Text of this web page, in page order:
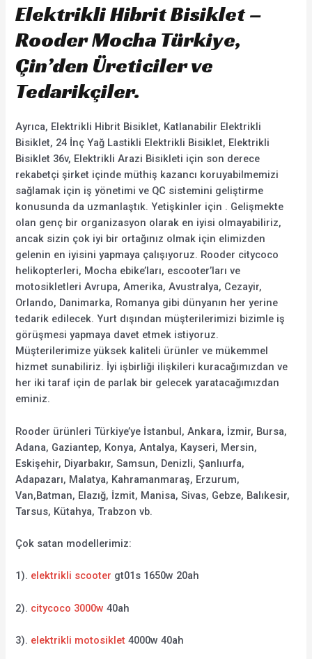
Elektrikli Hibrit Bisiklet –
Rooder Mocha Türkiye,
Çin’den Üreticiler ve
Tedarikçiler.
Ayrıca, Elektrikli Hibrit Bisiklet, Katlanabilir Elektrikli
Bisiklet, 24 İnç Yağ Lastikli Elektrikli Bisiklet, Elektrikli
Bisiklet 36v, Elektrikli Arazi Bisikleti için son derece
rekabetçi şirket içinde müthiş kazancı koruyabilmemizi
sağlamak için iş yönetimi ve QC sistemini geliştirme
konusunda da uzmanlaştık. Yetişkinler için . Gelişmekte
olan genç bir organizasyon olarak en iyisi olmayabiliriz,
ancak sizin çok iyi bir ortağınız olmak için elimizden
gelenin en iyisini yapmaya çalışıyoruz. Rooder citycoco
helikopterleri, Mocha ebike’ları, escooter’ları ve
motosikletleri Avrupa, Amerika, Avustralya, Cezayir,
Orlando, Danimarka, Romanya gibi dünyanın her yerine
tedarik edilecek. Yurt dışından müşterilerimizi bizimle iş
görüşmesi yapmaya davet etmek istiyoruz.
Müşterilerimize yüksek kaliteli ürünler ve mükemmel
hizmet sunabiliriz. İyi işbirliği ilişkileri kuracağımızdan ve
her iki taraf için de parlak bir gelecek yaratacağımızdan
eminiz.
Rooder ürünleri Türkiye’ye İstanbul, Ankara, İzmir, Bursa,
Adana, Gaziantep, Konya, Antalya, Kayseri, Mersin,
Eskişehir, Diyarbakır, Samsun, Denizli, Şanlıurfa,
Adapazarı, Malatya, Kahramanmaraş, Erzurum,
Van,Batman, Elazığ, İzmit, Manisa, Sivas, Gebze, Balıkesir,
Tarsus, Kütahya, Trabzon vb.
Çok satan modellerimiz:
1). elektrikli scooter gt01s 1650w 20ah
2). citycoco 3000w 40ah
3). elektrikli motosiklet 4000w 40ah